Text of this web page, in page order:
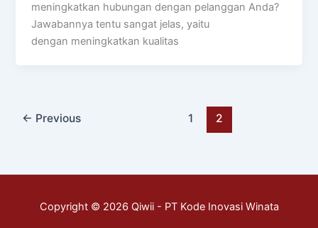
meningkatkan hubungan dengan pelanggan Anda?
Jawabannya tentu sangat jelas, yaitu
dengan meningkatkan kualitas
← Previous 1 2
Copyright © 2026 Qiwii - PT Kode Inovasi Winata